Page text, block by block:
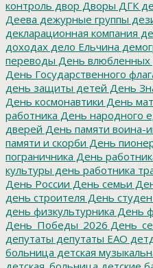
контроль двор Дворы ДГК
Деева дежурные группы
декларационная компания
доходах дело Ельчина
переводы День влюбленных
День Государственного
день защиты детей День
День космонавтики День
работника День народного
дверей День памяти воина-
памяти и скорби День
пограничника День
культуры день работника
День России День семьи
день строителя День
день физкультурника День
День_Победы_2026
депутаты депутаты ЕАО
больница детская